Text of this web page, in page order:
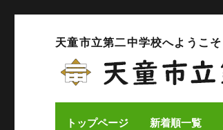
天童市立第二中学校へようこそ
トップページ 新着順一覧